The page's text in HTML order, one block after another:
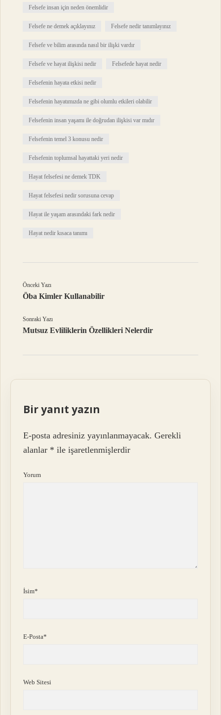
Felsefe insan için neden önemlidir
Felsefe ne demek açıklayınız Felsefe nedir tanımlayınız
Felsefe ve bilim arasında nasıl bir ilişki vardır
Felsefe ve hayat ilişkisi nedir Felsefede hayat nedir
Felsefenin hayata etkisi nedir
Felsefenin hayatımızda ne gibi olumlu etkileri olabilir
Felsefenin insan yaşamı ile doğrudan ilişkisi var mıdır
Felsefenin temel 3 konusu nedir
Felsefenin toplumsal hayattaki yeri nedir
Hayat felsefesi ne demek TDK
Hayat felsefesi nedir sorusuna cevap
Hayat ile yaşam arasındaki fark nedir
Hayat nedir kısaca tanımı
Önceki Yazı
Öba Kimler Kullanabilir
Sonraki Yazı
Mutsuz Evliliklerin Özellikleri Nelerdir
Bir yanıt yazın
E-posta adresiniz yayınlanmayacak. Gerekli
alanlar * ile işaretlenmişlerdir
Yorum
İsim*
E-Posta*
Web Sitesi